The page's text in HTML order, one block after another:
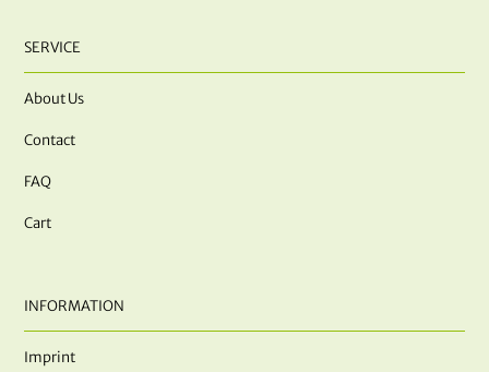
SERVICE
About Us
Contact
FAQ
Cart
INFORMATION
Imprint